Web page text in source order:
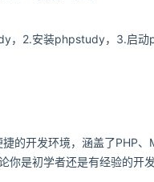
，2.安装phpstudy，3.启
的开发环境，涵盖了PHP
是初学者还是有经验的开